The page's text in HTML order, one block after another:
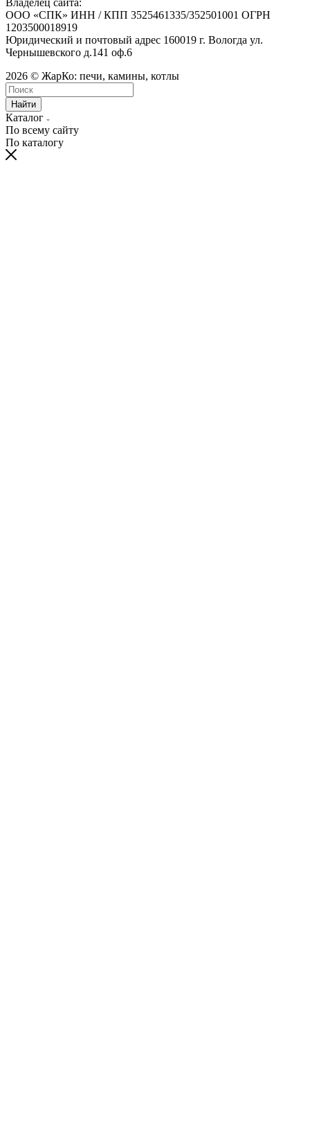
ООО «СПК» ИНН / КПП 3525461335/352501001 ОГРН
1203500018919
Юридический и почтовый адрес 160019 г. Вологда ул.
Чернышевского д.141 оф.6
2026 © ЖарКо: печи, камины, котлы
Найти
Каталог
По всему сайту
По каталогу